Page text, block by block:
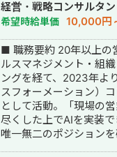
社数100社、累計求職者
を迎えております。 大学院と新卒の会
社にてPytorchなどを用
デル（主に動画生成・
知）の構築・データク
デル改善などを1から実
るので、機械学習にお
較的高いと思います。
ととしては自社だから
そ生み出せる世の中に
ダクトをAIを適切にフ
経営・戦略コンサルタン
希望時給単価 10,000円
■ 職務要約 20年以上の
ルスマネジメント・組
ングを経て、2023年よ
スフォーメーション）
として活動。「現場の
尽くした上でAIを実装
唯一無二のポジション